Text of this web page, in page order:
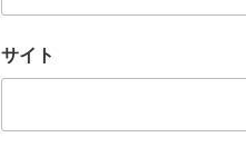
サイト